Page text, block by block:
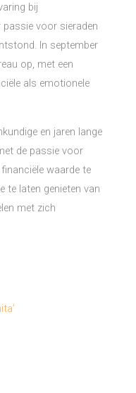
bij
passie voor sieraden
In september
op, met een
als emotionele
en jaren lange
de passie voor
waarde te
te laten genieten van
met zich